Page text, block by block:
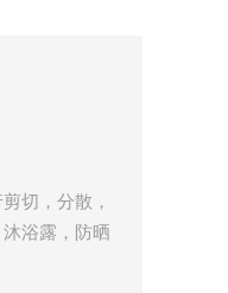
切，分散，
浴露，防晒